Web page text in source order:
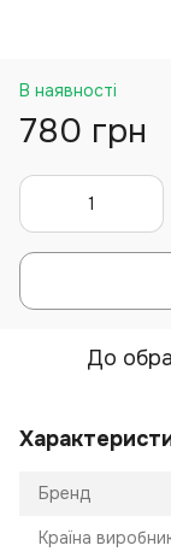
В наявності
780 грн
До
Бренд
Країна